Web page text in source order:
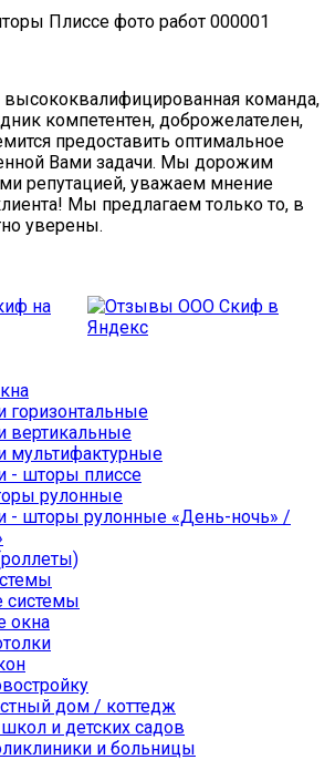
команда,
компетентен, доброжелателен,
предоставить оптимальное
Вами задачи. Мы дорожим
репутацией, уважаем мнение
Мы предлагаем только то, в
уверены.
вертикальные
мультифактурные
- шторы плиссе
рулонные
- шторы рулонные «День-ночь» /
окна
дом / коттедж
и детских садов
и больницы